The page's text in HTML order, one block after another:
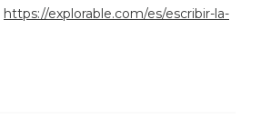
https://explorable.com/es/escribir-la-